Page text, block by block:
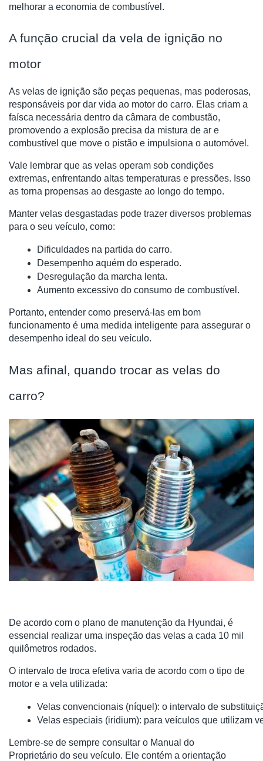
melhorar a economia de combustível.
A função crucial da vela de ignição no
motor
As velas de ignição são peças pequenas, mas poderosas,
responsáveis por dar vida ao motor do carro. Elas criam a
faísca necessária dentro da câmara de combustão,
promovendo a explosão precisa da mistura de ar e
combustível que move o pistão e impulsiona o automóvel.
Vale lembrar que as velas operam sob condições
extremas, enfrentando altas temperaturas e pressões. Isso
as torna propensas ao desgaste ao longo do tempo.
Manter velas desgastadas pode trazer diversos problemas
para o seu veículo, como:
Dificuldades na partida do carro.
Desempenho aquém do esperado.
Desregulação da marcha lenta.
Aumento excessivo do consumo de combustível.
Portanto, entender como preservá-las em bom
funcionamento é uma medida inteligente para assegurar o
desempenho ideal do seu veículo.
Mas afinal, quando trocar as velas do
carro?
De acordo com o plano de manutenção da Hyundai, é
essencial realizar uma inspeção das velas a cada 10 mil
quilômetros rodados.
O intervalo de troca efetiva varia de acordo com o tipo de
motor e a vela utilizada:
Velas convencionais (níquel): o intervalo de
Velas especiais (iridium): para veículos que utilizam
Lembre-se de sempre consultar o Manual do
Proprietário do seu veículo. Ele contém a orientação